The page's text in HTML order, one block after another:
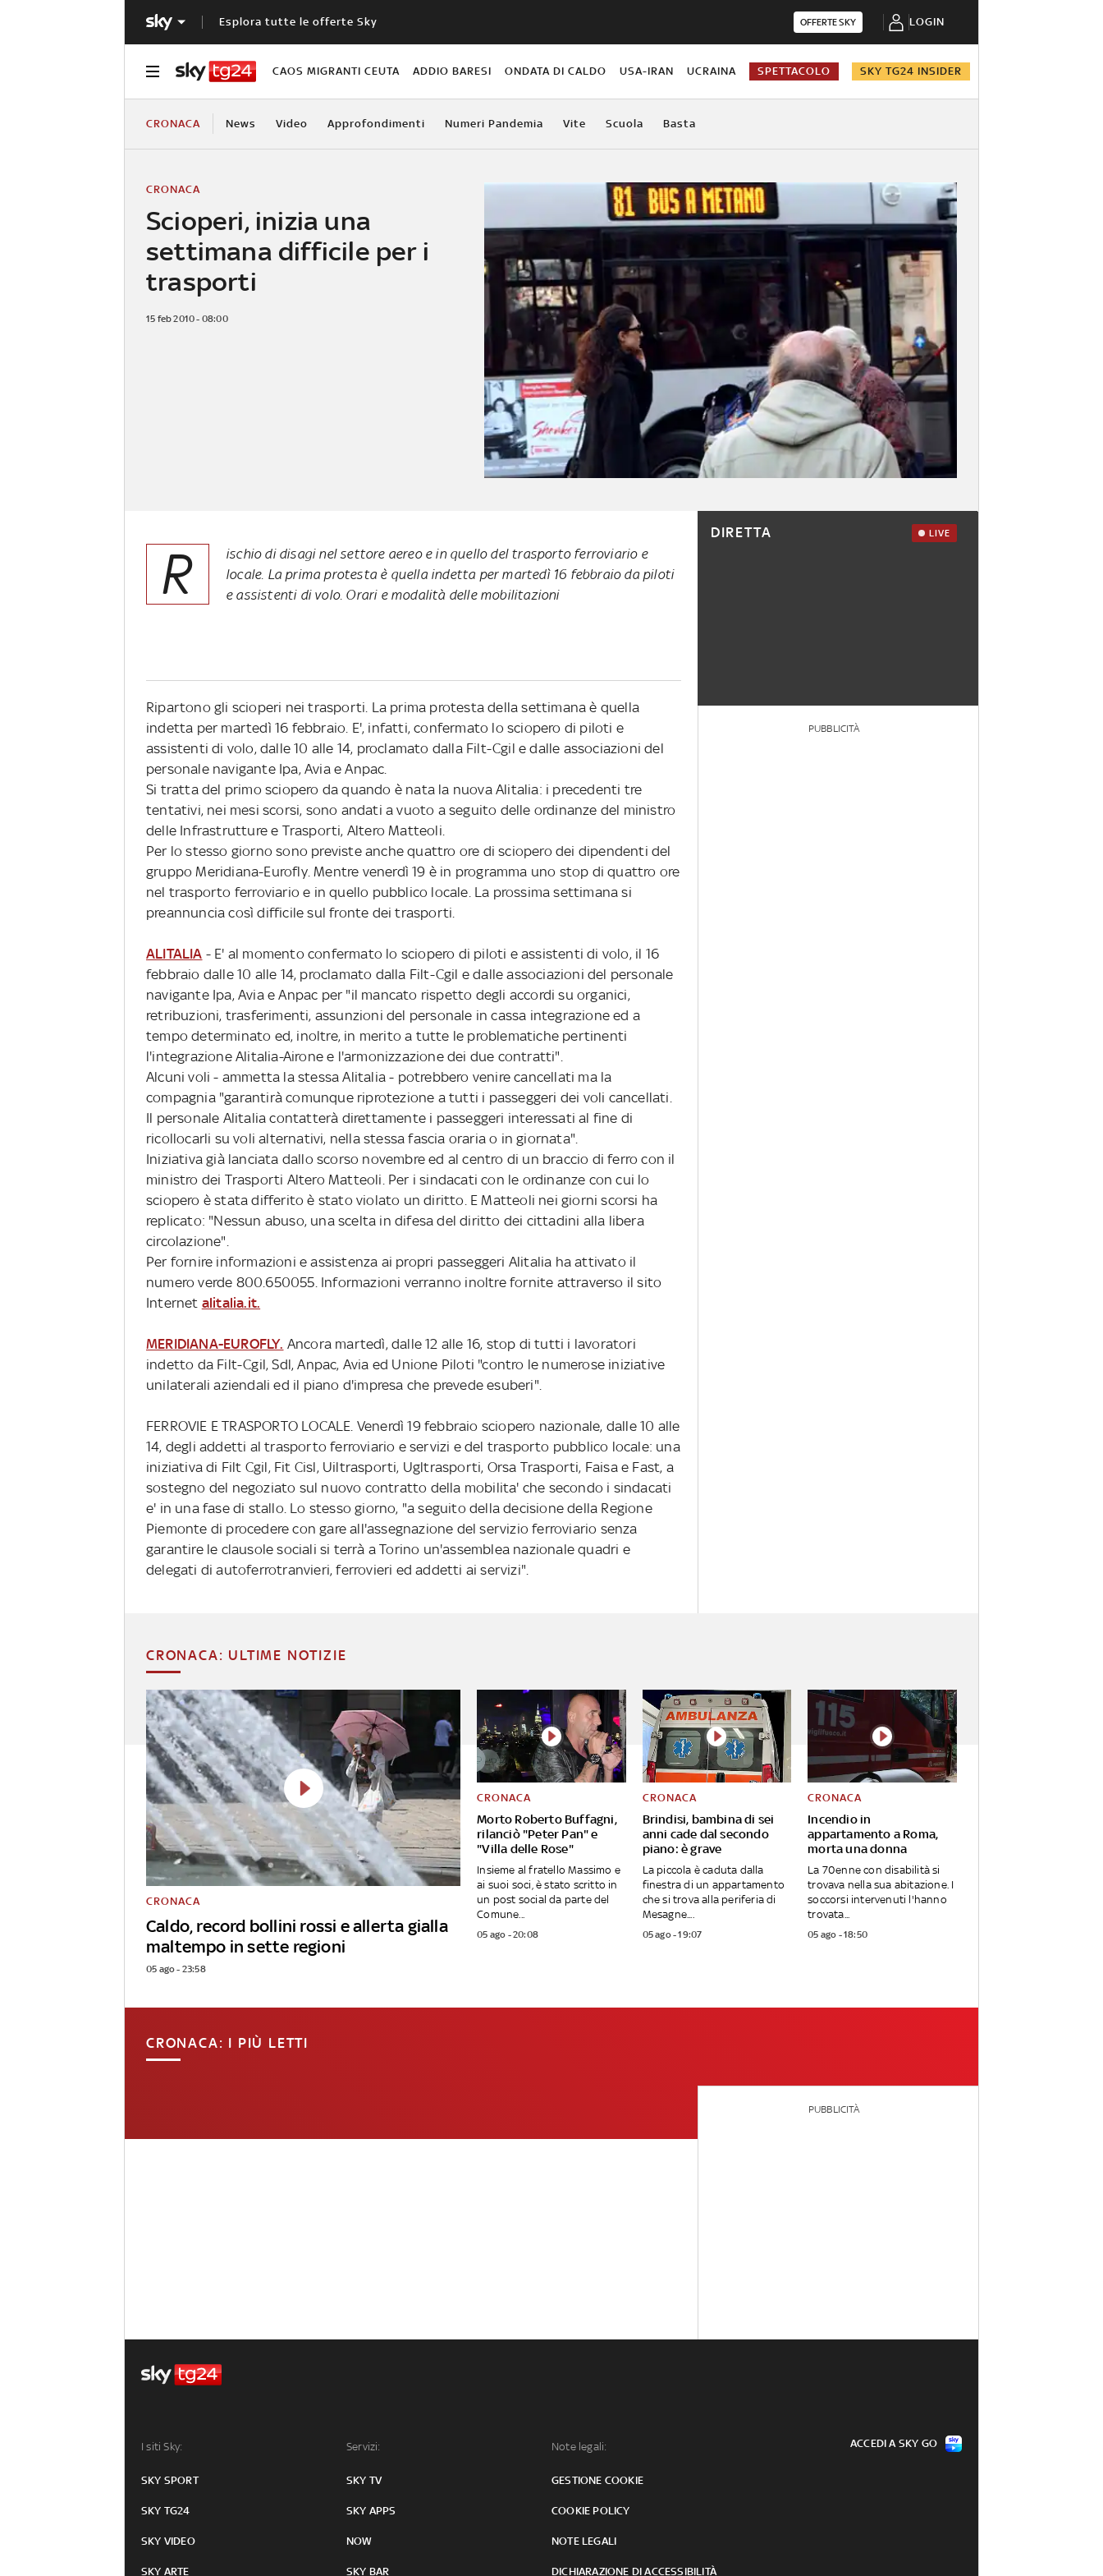
Esplora tutte le offerte Sky OFFERTE SKY LOGIN
CAOS MIGRANTI CEUTA ADDIO BARESI ONDATA DI CALDO USA-IRAN UCRAINA SPETTACOLO SKY TG24 INSIDER
CRONACA News Video Approfondimenti Numeri Pandemia Vite Scuola Basta
Scioperi, inizia una
settimana difficile per i
trasporti
CRONACA
15 feb 2010 - 08:00
R
ischio di disagi nel settore aereo e in quello del trasporto ferroviario e
locale. La prima protesta è quella indetta per martedì 16 febbraio da piloti
e assistenti di volo. Orari e modalità delle mobilitazioni
Ripartono gli scioperi nei trasporti. La prima protesta della settimana è quella
indetta per martedì 16 febbraio. E', infatti, confermato lo sciopero di piloti e
assistenti di volo, dalle 10 alle 14, proclamato dalla Filt-Cgil e dalle associazioni del
personale navigante Ipa, Avia e Anpac.
Si tratta del primo sciopero da quando è nata la nuova Alitalia: i precedenti tre
tentativi, nei mesi scorsi, sono andati a vuoto a seguito delle ordinanze del ministro
delle Infrastrutture e Trasporti, Altero Matteoli.
Per lo stesso giorno sono previste anche quattro ore di sciopero dei dipendenti del
gruppo Meridiana-Eurofly. Mentre venerdì 19 è in programma uno stop di quattro ore
nel trasporto ferroviario e in quello pubblico locale. La prossima settimana si
preannuncia così difficile sul fronte dei trasporti.
ALITALIA - E' al momento confermato lo sciopero di piloti e assistenti di volo, il 16
febbraio dalle 10 alle 14, proclamato dalla Filt-Cgil e dalle associazioni del personale
navigante Ipa, Avia e Anpac per "il mancato rispetto degli accordi su organici,
retribuzioni, trasferimenti, assunzioni del personale in cassa integrazione ed a
tempo determinato ed, inoltre, in merito a tutte le problematiche pertinenti
l'integrazione Alitalia-Airone e l'armonizzazione dei due contratti".
Alcuni voli - ammetta la stessa Alitalia - potrebbero venire cancellati ma la
compagnia "garantirà comunque riprotezione a tutti i passeggeri dei voli cancellati.
Il personale Alitalia contatterà direttamente i passeggeri interessati al fine di
ricollocarli su voli alternativi, nella stessa fascia oraria o in giornata".
Iniziativa già lanciata dallo scorso novembre ed al centro di un braccio di ferro con il
ministro dei Trasporti Altero Matteoli. Per i sindacati con le ordinanze con cui lo
sciopero è stata differito è stato violato un diritto. E Matteoli nei giorni scorsi ha
replicato: "Nessun abuso, una scelta in difesa del diritto dei cittadini alla libera
circolazione".
Per fornire informazioni e assistenza ai propri passeggeri Alitalia ha attivato il
numero verde 800.650055. Informazioni verranno inoltre fornite attraverso il sito
Internet alitalia.it.
MERIDIANA-EUROFLY. Ancora martedì, dalle 12 alle 16, stop di tutti i lavoratori
indetto da Filt-Cgil, Sdl, Anpac, Avia ed Unione Piloti "contro le numerose iniziative
unilaterali aziendali ed il piano d'impresa che prevede esuberi".
FERROVIE E TRASPORTO LOCALE. Venerdì 19 febbraio sciopero nazionale, dalle 10 alle
14, degli addetti al trasporto ferroviario e servizi e del trasporto pubblico locale: una
iniziativa di Filt Cgil, Fit Cisl, Uiltrasporti, Ugltrasporti, Orsa Trasporti, Faisa e Fast, a
sostegno del negoziato sul nuovo contratto della mobilita' che secondo i sindacati
e' in una fase di stallo. Lo stesso giorno, "a seguito della decisione della Regione
Piemonte di procedere con gare all'assegnazione del servizio ferroviario senza
garantire le clausole sociali si terrà a Torino un'assemblea nazionale quadri e
delegati di autoferrotranvieri, ferrovieri ed addetti ai servizi".
DIRETTA LIVE
PUBBLICITÀ
CRONACA: ULTIME NOTIZIE
Caldo, record bollini rossi e allerta gialla
maltempo in sette regioni
CRONACA
05 ago - 23:58
Morto Roberto Buffagni,
rilanciò "Peter Pan" e
"Villa delle Rose"
CRONACA
Insieme al fratello Massimo e
ai suoi soci, è stato scritto in
un post social da parte del
Comune...
05 ago - 20:08
Brindisi, bambina di sei
anni cade dal secondo
piano: è grave
CRONACA
La piccola è caduta dalla
finestra di un appartamento
che si trova alla periferia di
Mesagne....
05 ago - 19:07
Incendio in
appartamento a Roma,
morta una donna
CRONACA
La 70enne con disabilità si
trovava nella sua abitazione. I
soccorsi intervenuti l'hanno
trovata...
05 ago - 18:50
CRONACA: I PIÙ LETTI
PUBBLICITÀ
I siti Sky:
SKY SPORT
SKY TG24
SKY VIDEO
SKY ARTE
Servizi:
SKY TV
SKY APPS
NOW
SKY BAR
Note legali:
GESTIONE COOKIE
COOKIE POLICY
NOTE LEGALI
DICHIARAZIONE DI ACCESSIBILITÀ
ACCEDI A SKY GO